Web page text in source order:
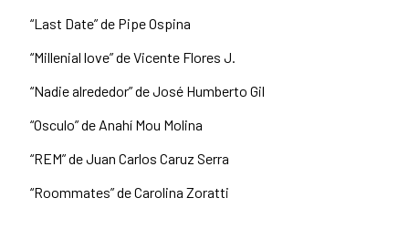
“Last Date” de Pipe Ospina
“Millenial love” de Vicente Flores J.
“Nadie alrededor” de José Humberto Gil
“Osculo” de Anahí Mou Molina
“REM” de Juan Carlos Caruz Serra
“Roommates” de Carolina Zoratti